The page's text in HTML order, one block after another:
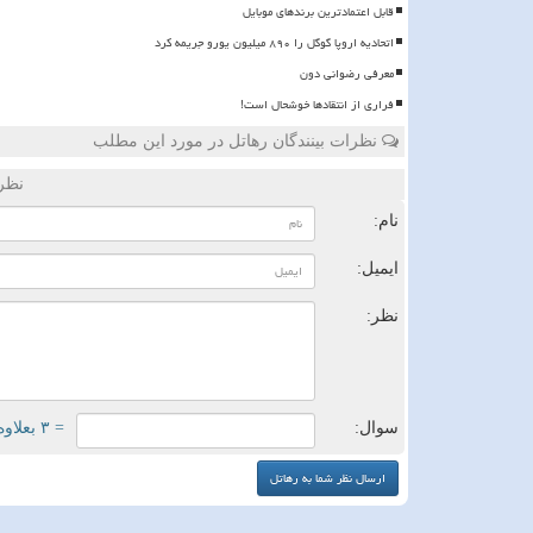
قابل اعتمادترین برندهای موبایل
اتحادیه اروپا گوگل را ۸۹۰ میلیون یورو جریمه کرد
معرفی رضوانی دون
فراری از انتقادها خوشحال است!
نظرات بینندگان رهاتل در مورد این مطلب
نام:
ایمیل:
نظر:
سوال: = ۳ بعلاوه ۳